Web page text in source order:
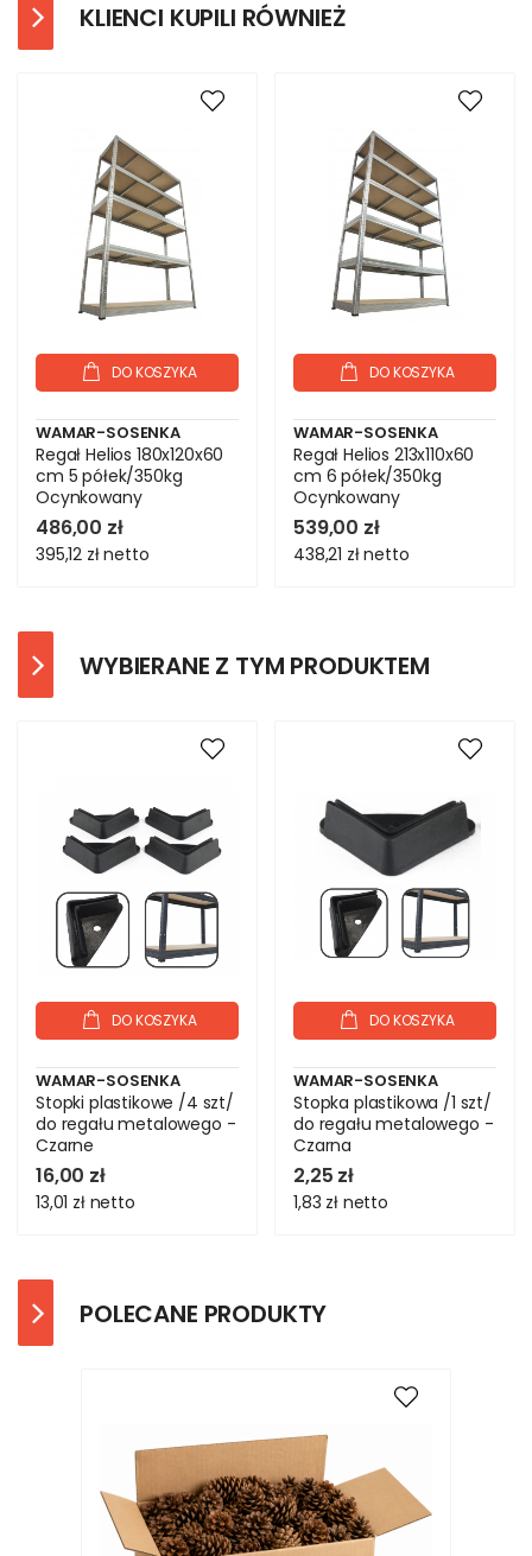
KLIENCI KUPILI RÓWNIEŻ
DO KOSZYKA
WAMAR-SOSENKA
Regał Helios 180x120x60
cm 5 półek/350kg
Ocynkowany
486,00 zł
395,12 złnetto
DO KOSZYKA
WAMAR-SOSENKA
Regał Helios 213x110x60
cm 6 półek/350kg
Ocynkowany
539,00 zł
438,21 złnetto
WYBIERANE Z TYM PRODUKTEM
DO KOSZYKA
WAMAR-SOSENKA
Stopki plastikowe /4 szt/
do regału metalowego -
Czarne
16,00 zł
13,01 zł netto
DO KOSZYKA
WAMAR-SOSENKA
Stopka plastikowa /1 szt/
do regału metalowego -
Czarna
2,25 zł
1,83 zł netto
POLECANE PRODUKTY